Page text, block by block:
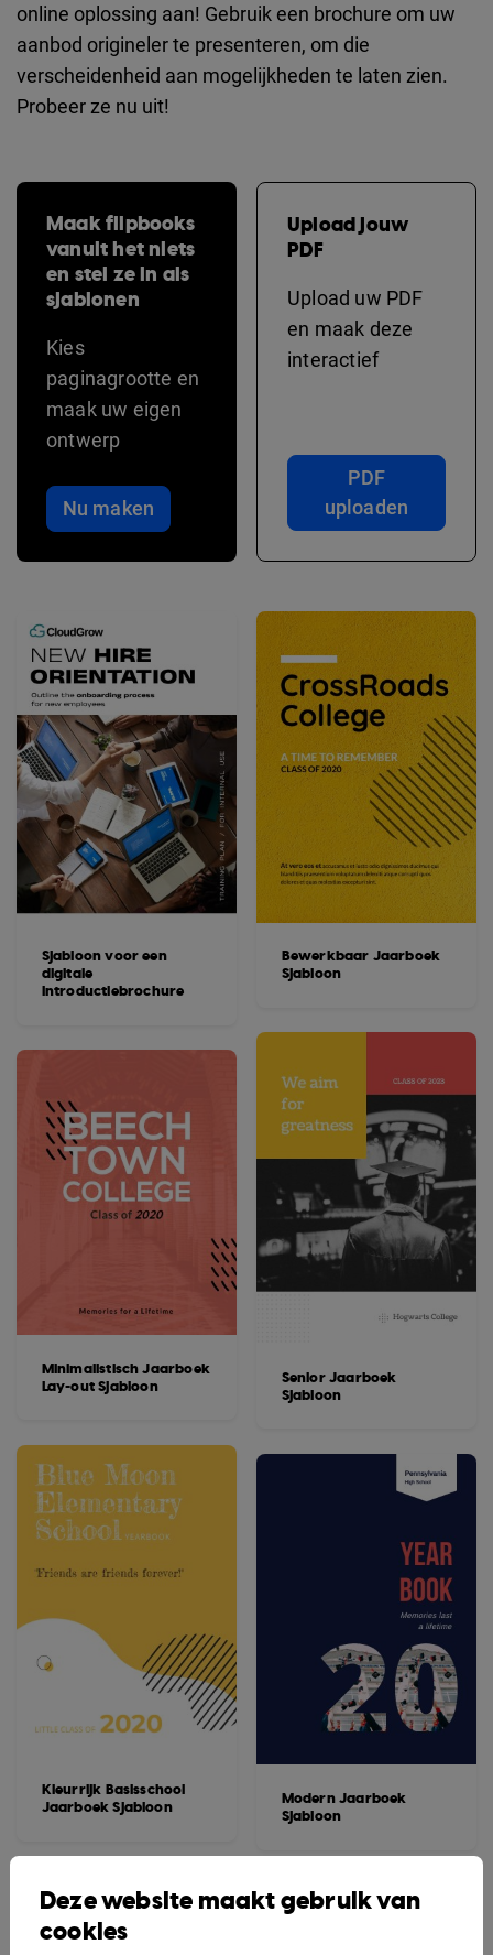
online oplossing aan! Gebruik een brochure om uw
aanbod origineler te presenteren, om die
verscheidenheid aan mogelijkheden te laten zien.
Probeer ze nu uit!
Maak flipbooks
vanuit het niets
en stel ze in als
sjablonen
Kies
paginagrootte en
maak uw eigen
ontwerp
Nu maken
Upload jouw
PDF
Upload uw PDF
en maak deze
interactief
PDF
uploaden
Sjabloon voor een
digitale
introductiebrochure
Minimalistisch Jaarboek
Lay-out Sjabloon
Kleurrijk Basisschool
Jaarboek Sjabloon
Bewerkbaar Jaarboek
Sjabloon
Senior Jaarboek
Sjabloon
Modern Jaarboek
Sjabloon
Deze website maakt gebruik van
cookies